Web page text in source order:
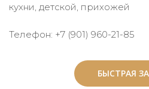
кухни, детской, прихожей
Телефон: +7 (901) 960-21-85
БЫСТРАЯ
БЫСТРАЯ